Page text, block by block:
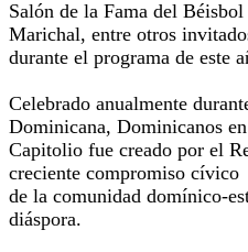
Salón de la Fama del
Marichal, entre otros
durante el programa de este
Celebrado anualmente
Dominicana, Dominicanos
Capitolio fue creado por el
creciente compromiso cívico
de la comunidad domínico-
diáspora.